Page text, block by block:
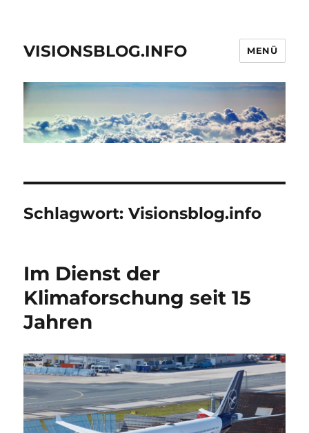
VISIONSBLOG.INFO MENÜ
Schlagwort:Visionsblog.info
Im Dienst der
Klimaforschung seit 15
Jahren